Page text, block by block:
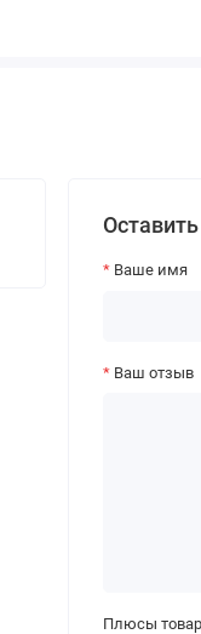
Ваше имя
Ваш отзыв
Плюсы